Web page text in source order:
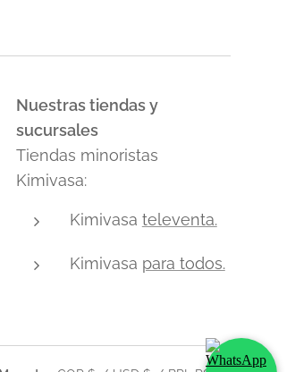
Nuestras tiendas y
sucursales
Tiendas minoristas
Kimivasa:
Kimivasa televenta.
Kimivasa para todos.